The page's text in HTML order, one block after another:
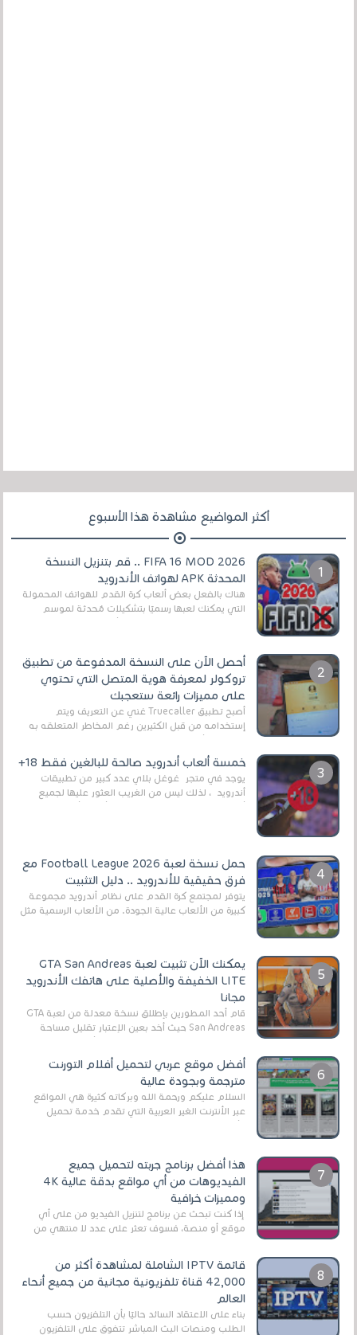
أكثر المواضيع مشاهدة هذا الأسبوع
FIFA 16 MOD 2026 .. قم بتنزيل النسخة
المحدثة APK لهواتف الأندرويد
هناك بالفعل بعض ألعاب كرة القدم للهواتف المحمولة
التي يمكنك لعبها رسميًا بتشكيلات مُحدثة لموسم
أحصل الآن على النسخة المدفوعة من تطبيق
تروكولر لمعرفة هوية المتصل التي تحتوي
على مميزات رائعة ستعجبك
أصبح تطبيق Truecaller غني عن التعريف ويتم
إستخدامه من قبل الكثيرين رغم المخاطر المتعلقه به
خمسة ألعاب أندرويد صالحة للبالغين فقط 18+
يوجد في متجر غوغل بلاي عدد كبير من تطبيقات
أندرويد ، لذلك ليس من الغريب العثور عليها لجميع
حمل نسخة لعبة Football League 2026 مع
فرق حقيقية للأندرويد .. دليل التثبيت
يتوفر لمجتمع كرة القدم على نظام أندرويد مجموعة
كبيرة من الألعاب عالية الجودة. من الألعاب الرسمية مثل
يمكنك الآن تثبيت لعبة GTA San Andreas
LITE الخفيفة والأصلية على هاتفك الأندرويد
مجانا
قام أحد المطورين بإطلاق نسخة معدلة من لعبة GTA
San Andreas حيث أخد بعين الإعتبار تقليل مساحة
أفضل موقع عربي لتحميل أفلام التورنت
مترجمة وبجودة عالية
السلام عليكم ورحمة الله وبركاته كثيرة هي المواقع
عبر الأنترنت الغير العربية التي تقدم خدمة تحميل
الأفلام على التورنت ، ومعظم هذه المواقع ل...
هذا أفضل برنامج جربته لتحميل جميع
الفيديوهات من أي مواقع بدقة عالية 4K
ومميزات خرافية
إذا كنت تبحث عن برنامج لتنزيل الفيديو من على أي
موقع أو منصة، فسوف تعثر على عدد لا منتهي من
قائمة IPTV الشاملة لمشاهدة أكثر من
42,000 قناة تلفزيونية مجانية من جميع أنحاء
العالم
بناءً على الاعتقاد السائد حاليًا بأن التلفزيون حسب
الطلب ومنصات البث المباشر تتفوق على التلفزيون